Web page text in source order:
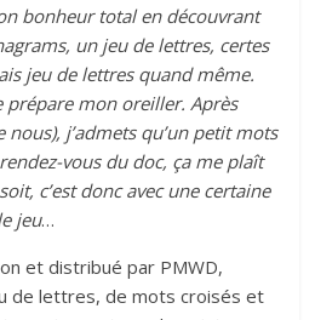
bonheur total en découvrant
un jeu de lettres, certes
jeu de lettres quand même.
prépare mon oreiller. Après
nous), j’admets qu’un petit mots
vous du doc, ça me plaît
c’est donc avec une certaine
jeu…
et distribué par PMWD,
de lettres, de mots croisés et